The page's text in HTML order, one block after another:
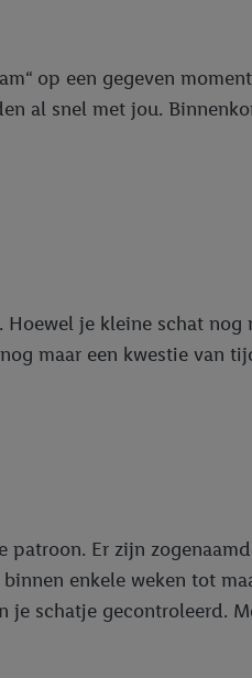
op een gegeven
al snel met jou.
je kleine schat
maar een kwestie van
Er zijn
enkele weken tot
schatje gecontroleerd.